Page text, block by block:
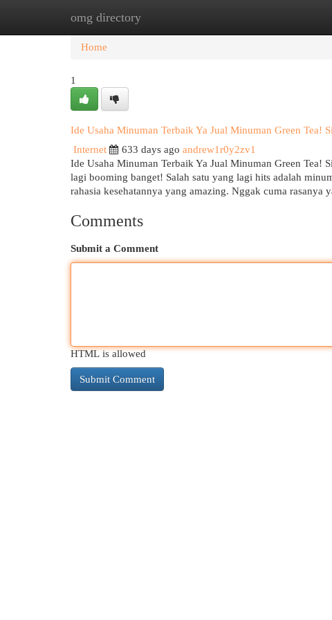
omg directory
Home New Site Listings
Home
1
Ide Usaha Minuman Terbaik Ya Jual Minuman Green Tea!
Internet
633 days ago andrew1r0y2zv1
Ide Usaha Minuman Terbaik Ya Jual Minuman Green Tea!
lagi booming banget! Salah satu yang lagi hits adalah
rahasia kesehatannya yang amazing. Nggak cuma rasanya
Comments
Submit a Comment
HTML is allowed